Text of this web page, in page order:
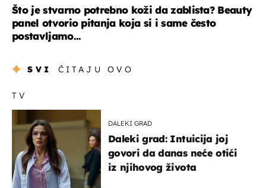
Što je stvarno potrebno koži da zablista? Beauty
panel otvorio pitanja koja si i same često
postavljamo...
SVI ČITAJU OVO
TV
DALEKI GRAD
Daleki grad: Intuicija joj
govori da danas neće otići
iz njihovog života